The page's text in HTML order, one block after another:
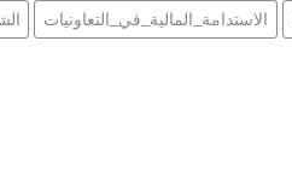
الاستدامة_المالية_في_التعاونيات